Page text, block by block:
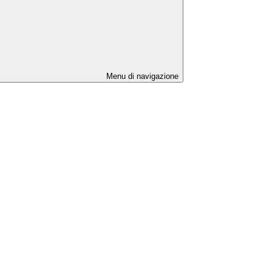
Menu di navigazione